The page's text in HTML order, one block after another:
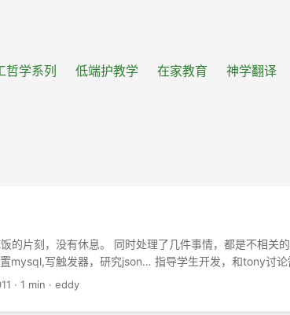
哲学系列 低端护教学 在家教育 神学翻译
的片刻，没有休息。 同时处理了几件事情，都是不相关
mysql,写触发器，研究json… 指导学生开发，和tony讨论
朋友通话，关于学历认证和推荐书。安排一个学生来实
· 1 min · eddy